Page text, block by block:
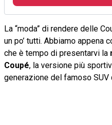
La “moda” di rendere delle
un po’ tutti. Abbiamo appena
che è tempo di presentarvi la
Coupé, la versione più
generazione del famoso SUV